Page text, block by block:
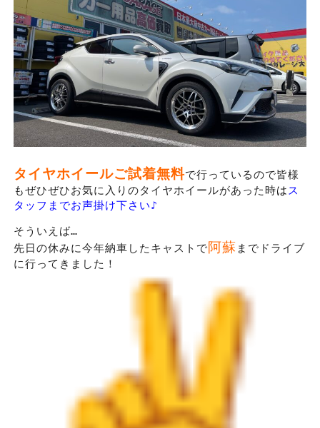
タイヤホイールご試着無料で行っているので皆様
もぜひぜひお気に入りのタイヤホイールがあった時はス
タッフまでお声掛け下さい♪
そういえば…
先日の休みに今年納車したキャストで阿蘇 までドライブ
に行ってきました！